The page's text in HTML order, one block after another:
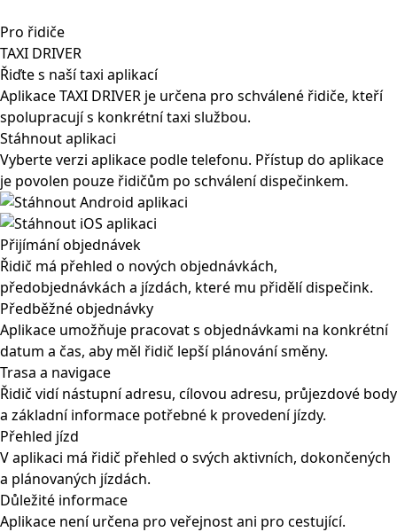
Pro řidiče
TAXI DRIVER
Řiďte s naší taxi aplikací
Aplikace TAXI DRIVER je určena pro schválené řidiče, kteří
spolupracují s konkrétní taxi službou.
Stáhnout aplikaci
Vyberte verzi aplikace podle telefonu. Přístup do aplikace
je povolen pouze řidičům po schválení dispečinkem.
Přijímání objednávek
Řidič má přehled o nových objednávkách,
předobjednávkách a jízdách, které mu přidělí dispečink.
Předběžné objednávky
Aplikace umožňuje pracovat s objednávkami na konkrétní
datum a čas, aby měl řidič lepší plánování směny.
Trasa a navigace
Řidič vidí nástupní adresu, cílovou adresu, průjezdové body
a základní informace potřebné k provedení jízdy.
Přehled jízd
V aplikaci má řidič přehled o svých aktivních, dokončených
a plánovaných jízdách.
Důležité informace
Aplikace není určena pro veřejnost ani pro cestující.